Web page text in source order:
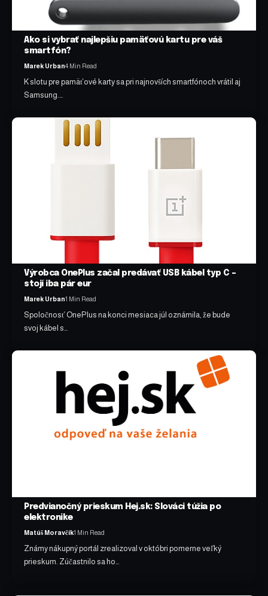
Ako si vybrať najlepšiu pamäťovú kartu pre váš
smartfón?
Marek Urban4 Min Read
K slotu pre pamäťové karty sa pri najnovších smartfónoch vrátil aj
Samsung.…
Výrobca OnePlus začal predávať USB kábel typ C –
stojí iba pár eur
Marek Urban1 Min Read
Spoločnosť OnePlus na konci mesiaca júl oznámila, že bude
svoj kábel s…
Predvianočný prieskum Hej.sk: Slováci túžia po
elektronike
Matúš Moravčík1 Min Read
Známy nákupný portál zrealizoval v októbri pomerne veľký
prieskum. Zúčastnilo sa ho…